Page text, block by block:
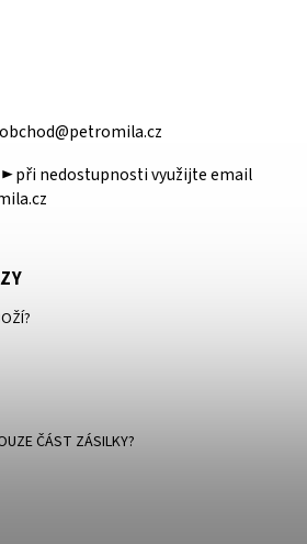
obchod@petromila.cz
► při nedostupnosti využijte email
ČÁST ZÁSILKY?